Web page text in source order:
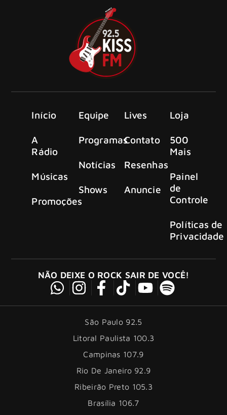
Início
A
Rádio
Músicas
Promoções
Equipe
Programas
Notícias
Shows
Lives
Contato
Resenhas
Anuncie
Loja
500
Mais
Painel
de
Controle
Políticas de
Privacidade
NÃO DEIXE O ROCK SAIR DE VOCÊ!
São Paulo 92.5
Litoral Paulista 100.3
Campinas 107.9
Rio De Janeiro 92.9
Ribeirão Preto 105.3
Brasília 106.7